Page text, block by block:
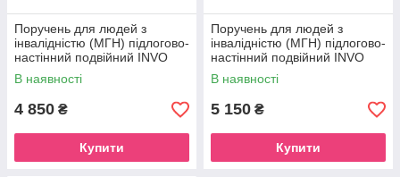
Поручень для людей з
інвалідністю (МГН) підлогово-
настінний подвійний INVO
унітазу
В наявності
4 850 ₴
Купити
Поручень для людей з
інвалідністю (МГН) підлогово-
настінний подвійний INVO
унітазу
В наявності
5 150 ₴
Купити